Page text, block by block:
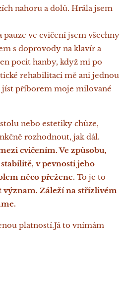
nahoru a dolů. Hrála jsem
pauze ve cvičení jsem všechny
s doprovody na klavír a
pocit hanby, když mi po
rehabilitaci mě ani jednou
jíst příborem moje milované
nebo estetiky chůze,
rozhodnout, jak dál.
cvičením. Ve způsobu,
v pevnosti jeho
něco přežene. To je to
Záleží na střízlivém
platností.Já to vnímám